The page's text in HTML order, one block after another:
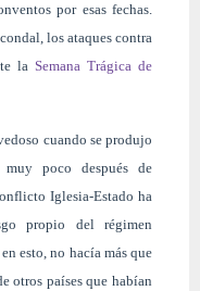
por esas fechas.
los ataques contra
la Semana Trágica de
cuando se produjo
poco después de
Iglesia-Estado ha
propio del régimen
esto, no hacía más que
otros países que habían